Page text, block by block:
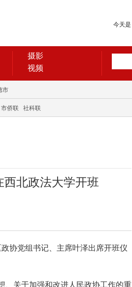
今天是
摄影
视频
市
市侨联 社科联
北政法大学开班
协党组书记、主席叶泽出席开班仪
、关于加强和改进人民政协工作的重